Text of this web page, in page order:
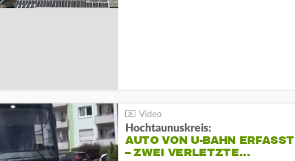
Hochtaunuskreis:
AUTO VON U-BAHN ERFASST
– ZWEI VERLETZTE…